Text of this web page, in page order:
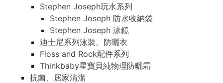
Stephen Joseph玩水系列
Stephen Joseph 防水收納袋
Stephen Joseph 泳鏡
迪士尼系列泳裝、防曬衣
Floss and Rock配件系列
Thinkbaby星寶貝純物理防曬霜
抗菌、居家清潔